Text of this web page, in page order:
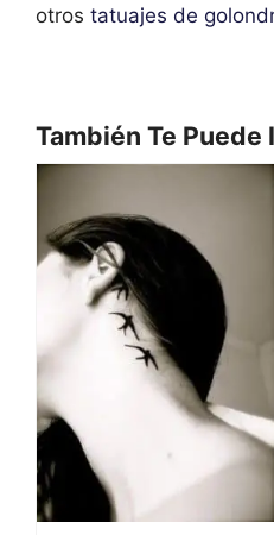
otros tatuajes de
También Te Puede